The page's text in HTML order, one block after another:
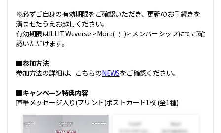
※必ずご自身の有効期限をご確認いただき、更新のお手続きを
済ませたうえお越しください。
有効期限はILLIT Weverse > More( ⋮ ) > メンバーシップにてご確
認いただけます。
■参加方法
参加方法の詳細は、こちらのNEWSをご確認ください。
■キャンペーン特典内容
直筆メッセージ入り(プリント)ポストカード1枚 (全1種)